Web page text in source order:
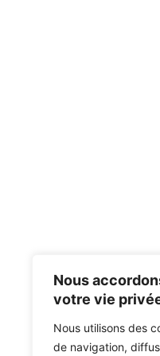
Nous
votre vie
Nous utilisons des
de navigation,